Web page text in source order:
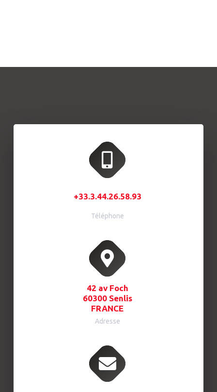
+33.3.44.26.58.93
Téléphone
42 av Foch
60300 Senlis
FRANCE
Adresse